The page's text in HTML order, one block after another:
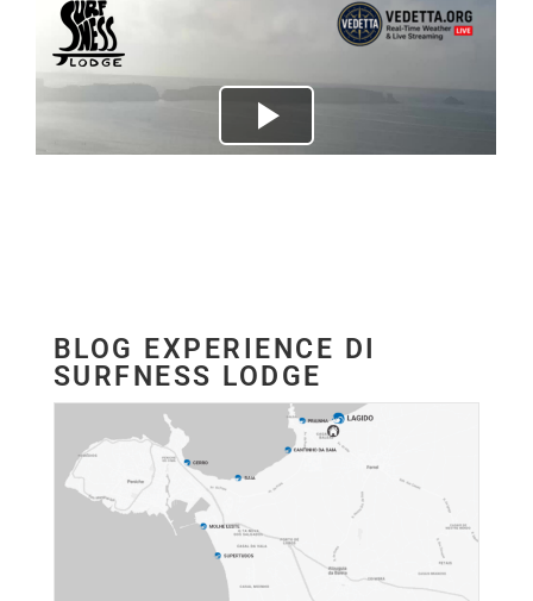
BLOG EXPERIENCE DI
SURFNESS LODGE